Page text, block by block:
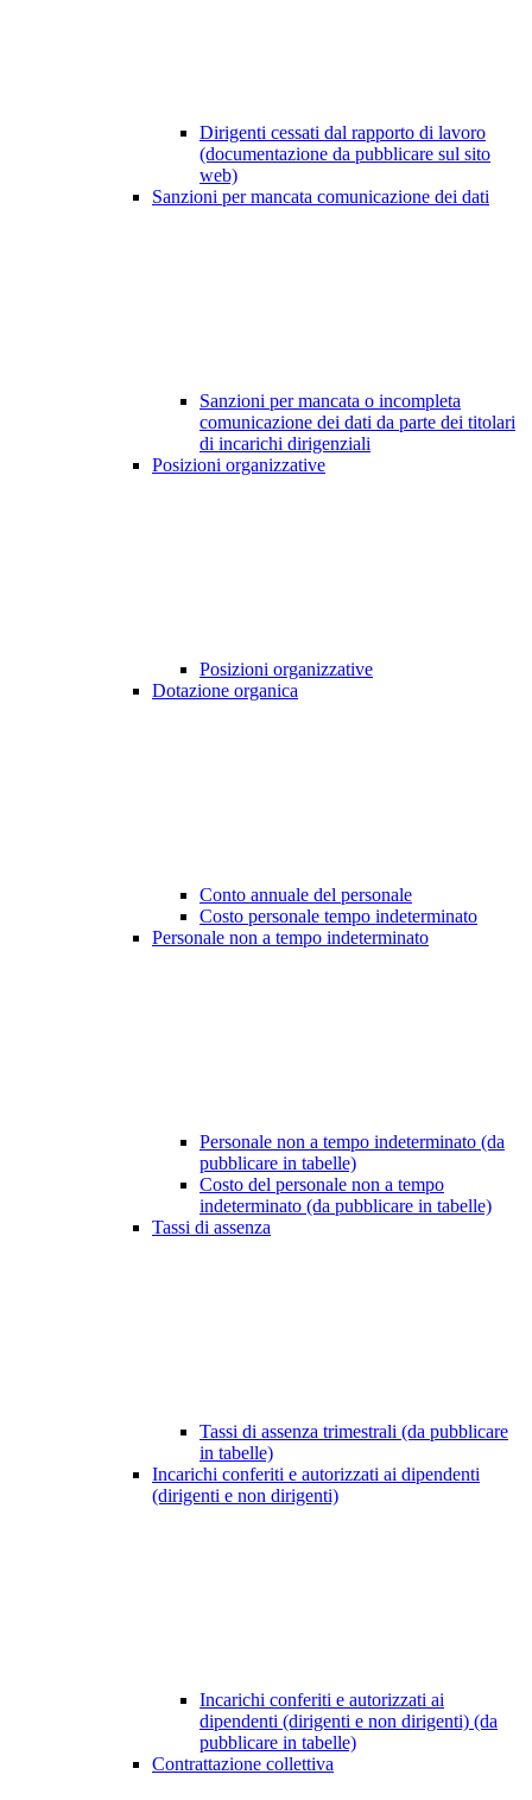
Dirigenti cessati dal rapporto di lavoro
(documentazione da pubblicare sul sito
web)
Sanzioni per mancata comunicazione dei dati
Sanzioni per mancata o incompleta
comunicazione dei dati da parte dei titolari
di incarichi dirigenziali
Posizioni organizzative
Posizioni organizzative
Dotazione organica
Conto annuale del personale
Costo personale tempo indeterminato
Personale non a tempo indeterminato
Personale non a tempo indeterminato (da
pubblicare in tabelle)
Costo del personale non a tempo
indeterminato (da pubblicare in tabelle)
Tassi di assenza
Tassi di assenza trimestrali (da pubblicare
in tabelle)
Incarichi conferiti e autorizzati ai dipendenti
(dirigenti e non dirigenti)
Incarichi conferiti e autorizzati ai
dipendenti (dirigenti e non dirigenti) (da
pubblicare in tabelle)
Contrattazione collettiva